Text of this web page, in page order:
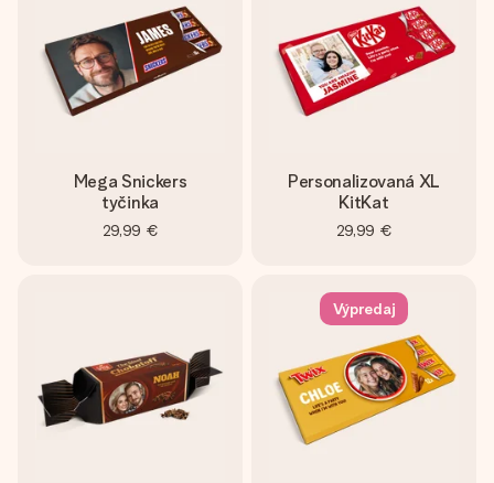
Mega Snickers
tyčinka
29,99 €
Personalizovaná XL
KitKat
29,99 €
Výpredaj